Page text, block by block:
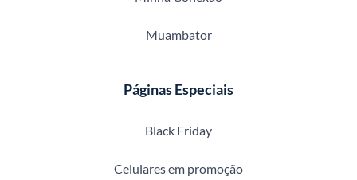
Muambator
Páginas Especiais
Black Friday
Celulares em promoção